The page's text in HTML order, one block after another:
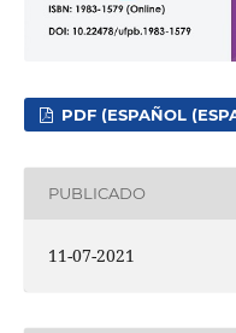
PDF (ESPAÑOL
PUBLICADO
11-07-2021